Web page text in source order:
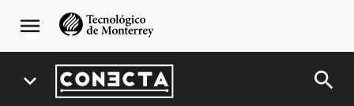
navegación
principal
menu
expand_more search